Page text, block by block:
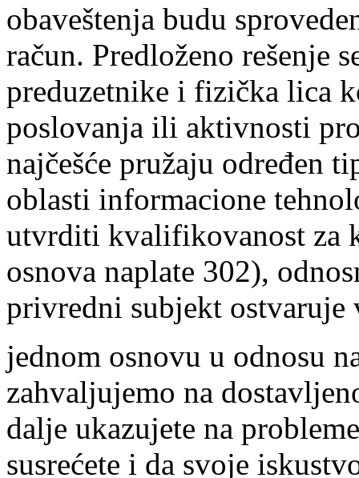
obaveštenja budu
račun. Predloženo rešenje
preduzetnike i fizička lica
poslovanja ili aktivnosti
najčešće pružaju određen
oblasti informacione
utvrditi kvalifikovanost za
osnova naplate 302),
privredni subjekt
jednom osnovu u odnosu
zahvalјujemo na
dalјe ukazujete na
susrećete i da svoje